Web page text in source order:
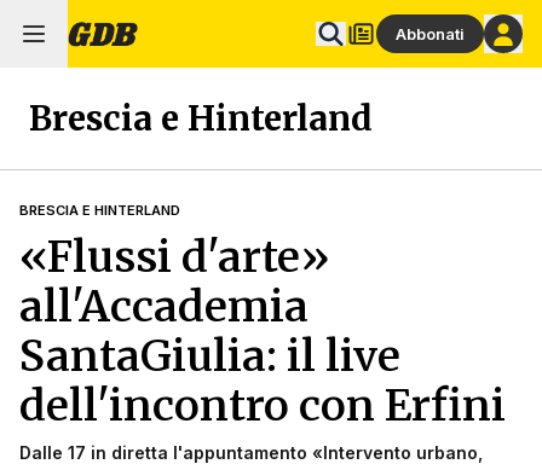
Abbonati
Brescia e Hinterland
BRESCIA E HINTERLAND
«Flussi d'arte»
all'Accademia
SantaGiulia: il live
dell'incontro con Erfini
Dalle 17 in diretta l'appuntamento «Intervento urbano,